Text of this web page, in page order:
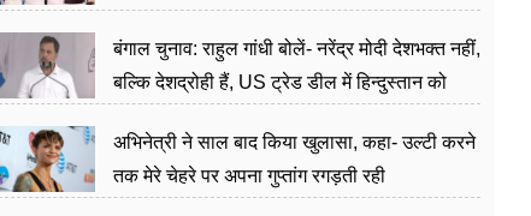
बंगाल चुनाव: राहुल गांधी बोलें- नरेंद्र मोदी देशभक्त नहीं,
बल्कि देशद्रोही हैं, US ट्रेड डील में हिन्दुस्तान को
अभिनेत्री ने साल बाद किया खुलासा, कहा- उल्टी करने
तक मेरे चेहरे पर अपना गुप्तांग रगड़ती रही